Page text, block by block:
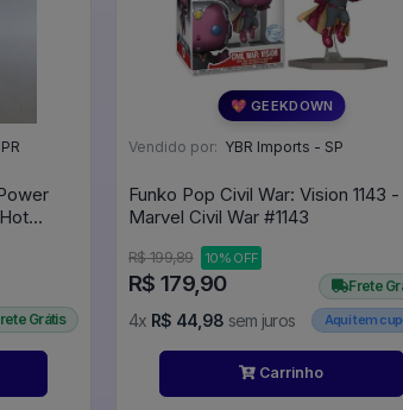
Grátis
💖 GEEKDOWN
Vendido por: YBR Imports - SP
Funko Pop Civil War: Vision 1143 -
Marvel Civil War #1143
R$ 199,89 10% OFF
R$ 179,90
4x R$ 44,98 sem juros
Frete
Aqui tem
Carrinho